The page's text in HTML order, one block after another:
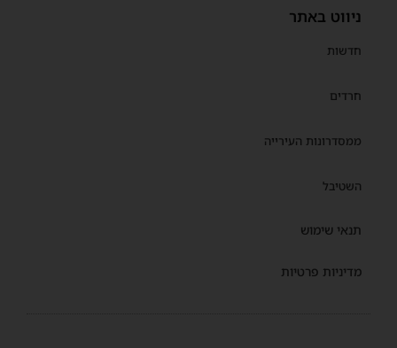
ניווט באתר
חדשות
חרדים
ממסדרונות העירייה
השטיבל
תנאי שימוש
מדיניות פרטיות